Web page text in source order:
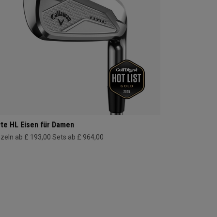
HL Eisen für Damen
ab £ 193,00 Sets ab £ 964,00